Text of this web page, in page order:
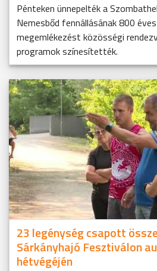
Pénteken ünnepelték a
Nemesbőd fennállásának 800
megemlékezést közösségi
programok színesítették.
23 legénység csapott
Sárkányhajó Fesztiválon
hétvégéjén